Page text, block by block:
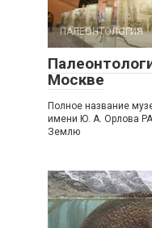
ПАЛЕОНТОЛОГИЯ
Москве
Полное название
имени Ю. А. Орлова
Землю